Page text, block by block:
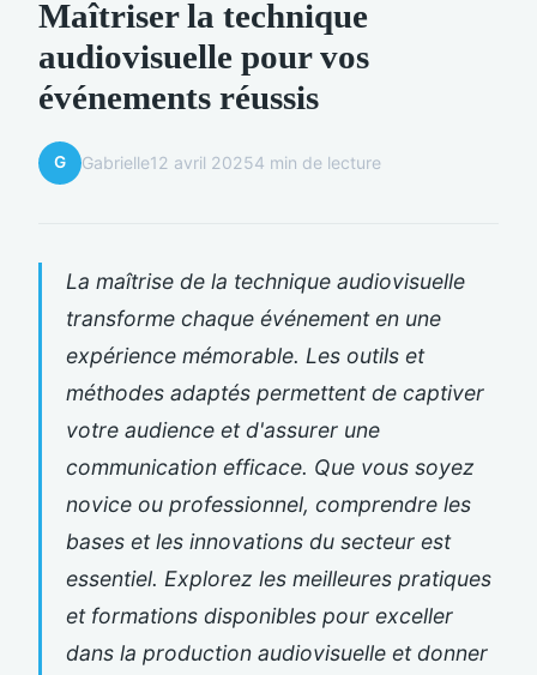
Maîtriser la technique
audiovisuelle pour vos
événements réussis
G Gabrielle12 avril 20254 min de lecture
La maîtrise de la technique audiovisuelle
transforme chaque événement en une
expérience mémorable. Les outils et
méthodes adaptés permettent de captiver
votre audience et d'assurer une
communication efficace. Que vous soyez
novice ou professionnel, comprendre les
bases et les innovations du secteur est
essentiel. Explorez les meilleures pratiques
et formations disponibles pour exceller
dans la production audiovisuelle et donner